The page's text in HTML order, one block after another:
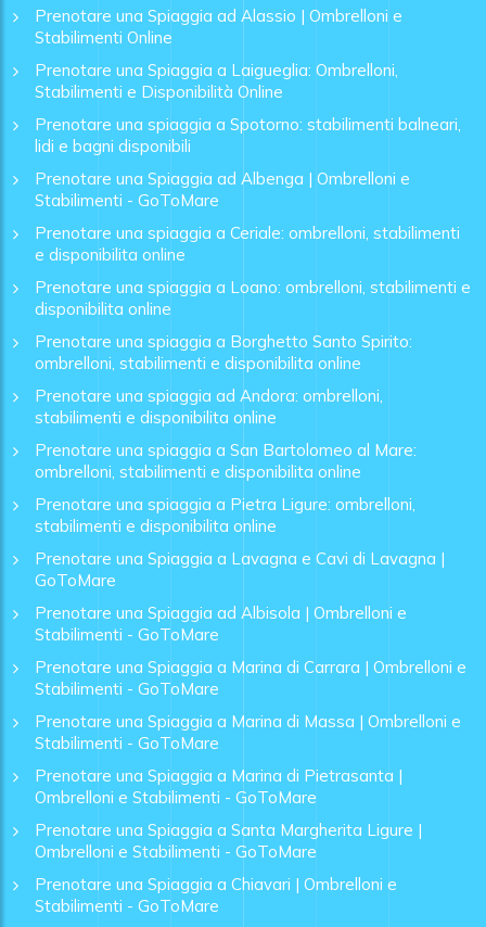
Prenotare una Spiaggia ad Alassio | Ombrelloni e
Stabilimenti Online
Prenotare una Spiaggia a Laigueglia: Ombrelloni,
Stabilimenti e Disponibilità Online
Prenotare una spiaggia a Spotorno: stabilimenti balneari,
lidi e bagni disponibili
Prenotare una Spiaggia ad Albenga | Ombrelloni e
Stabilimenti - GoToMare
Prenotare una spiaggia a Ceriale: ombrelloni, stabilimenti
e disponibilita online
Prenotare una spiaggia a Loano: ombrelloni, stabilimenti e
disponibilita online
Prenotare una spiaggia a Borghetto Santo Spirito:
ombrelloni, stabilimenti e disponibilita online
Prenotare una spiaggia ad Andora: ombrelloni,
stabilimenti e disponibilita online
Prenotare una spiaggia a San Bartolomeo al Mare:
ombrelloni, stabilimenti e disponibilita online
Prenotare una spiaggia a Pietra Ligure: ombrelloni,
stabilimenti e disponibilita online
Prenotare una Spiaggia a Lavagna e Cavi di Lavagna |
GoToMare
Prenotare una Spiaggia ad Albisola | Ombrelloni e
Stabilimenti - GoToMare
Prenotare una Spiaggia a Marina di Carrara | Ombrelloni e
Stabilimenti - GoToMare
Prenotare una Spiaggia a Marina di Massa | Ombrelloni e
Stabilimenti - GoToMare
Prenotare una Spiaggia a Marina di Pietrasanta |
Ombrelloni e Stabilimenti - GoToMare
Prenotare una Spiaggia a Santa Margherita Ligure |
Ombrelloni e Stabilimenti - GoToMare
Prenotare una Spiaggia a Chiavari | Ombrelloni e
Stabilimenti - GoToMare